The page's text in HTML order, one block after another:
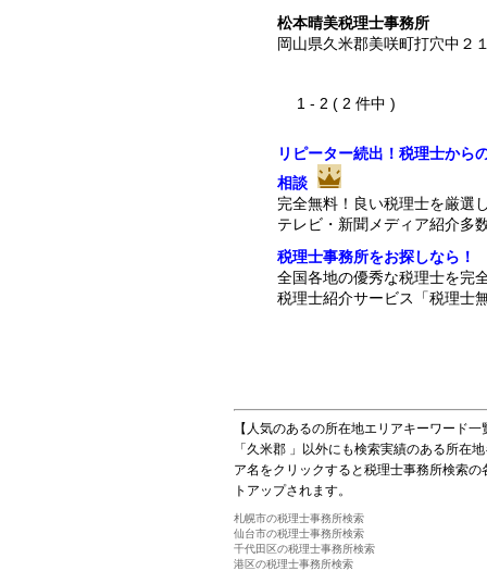
松本晴美税理士事務所
岡山県久米郡美咲町打穴中２
1 - 2 ( 2 件中 )
リピーター続出！税理士から
相談
完全無料！良い税理士を厳選
テレビ・新聞メディア紹介多
税理士事務所をお探しなら！
全国各地の優秀な税理士を完
税理士紹介サービス「税理士
【人気のあるの所在地エリアキーワード一
「久米郡 」以外にも検索実績のある所在
ア名をクリックすると税理士事務所検索
トアップされます。
札幌市の税理士事務所検索
仙台市の税理士事務所検索
千代田区の税理士事務所検索
港区の税理士事務所検索